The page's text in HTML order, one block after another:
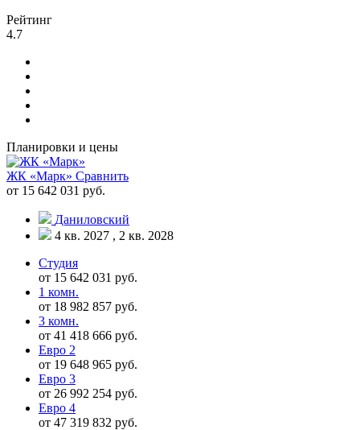
Рейтинг
4.7
Планировки и цены
ЖК «Марк» Сравнить
от 15 642 031 руб.
Даниловский
4 кв. 2027 , 2 кв. 2028
Студия
от 15 642 031 руб.
1 комн.
от 18 982 857 руб.
3 комн.
от 41 418 666 руб.
Евро 2
от 19 648 965 руб.
Евро 3
от 26 992 254 руб.
Евро 4
от 47 319 832 руб.